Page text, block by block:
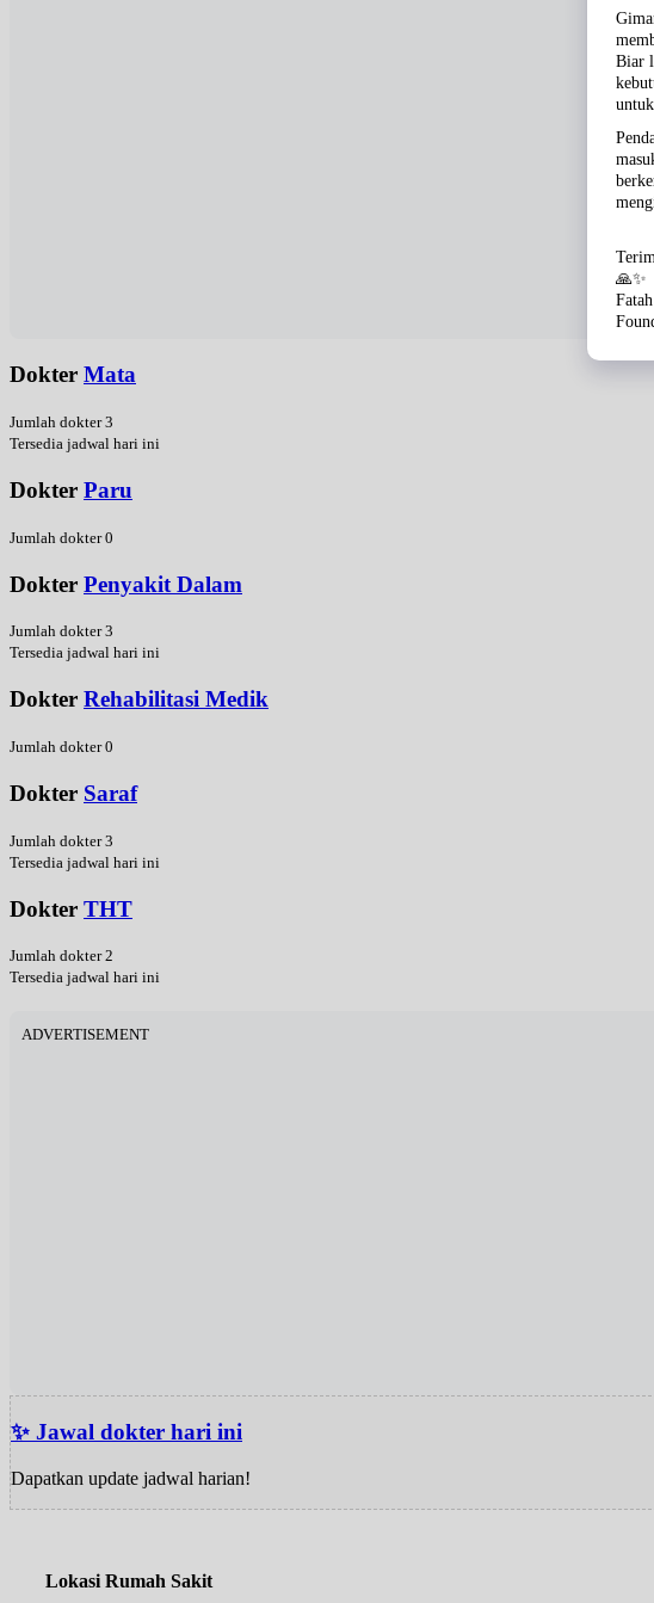
Dokter Mata
Jumlah dokter 3
Tersedia jadwal hari ini
Dokter Paru
Jumlah dokter 0
Dokter Penyakit Dalam
Jumlah dokter 3
Tersedia jadwal hari ini
Dokter Rehabilitasi Medik
Jumlah dokter 0
Dokter Saraf
Jumlah dokter 3
Tersedia jadwal hari ini
Dokter THT
Jumlah dokter 2
Tersedia jadwal hari ini
ADVERTISEMENT
✨ Jawal dokter hari ini
Dapatkan update jadwal harian!
Lokasi Rumah Sakit